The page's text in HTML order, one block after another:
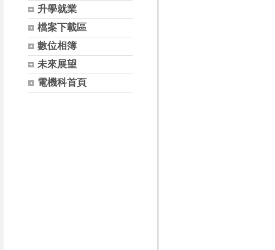
升學就業
檔案下載區
數位相簿
未來展望
電機科首頁